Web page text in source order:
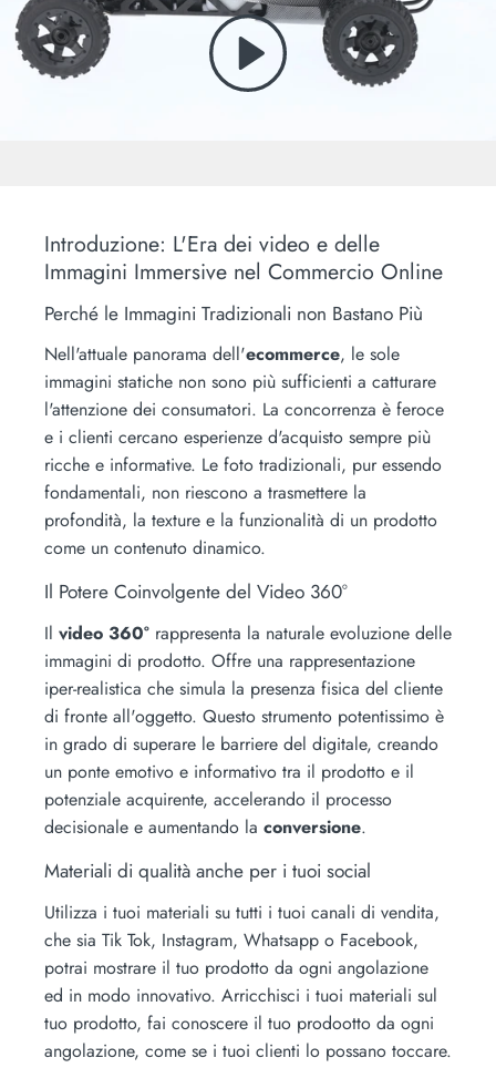
Introduzione: L'Era dei video e delle
Immagini Immersive nel Commercio Online
Perché le Immagini Tradizionali non Bastano Più
Nell'attuale panorama dell'ecommerce, le sole
immagini statiche non sono più sufficienti a catturare
l'attenzione dei consumatori. La concorrenza è feroce
e i clienti cercano esperienze d'acquisto sempre più
ricche e informative. Le foto tradizionali, pur essendo
fondamentali, non riescono a trasmettere la
profondità, la texture e la funzionalità di un prodotto
come un contenuto dinamico.
Il Potere Coinvolgente del Video 360°
Il video 360° rappresenta la naturale evoluzione delle
immagini di prodotto. Offre una rappresentazione
iper-realistica che simula la presenza fisica del cliente
di fronte all'oggetto. Questo strumento potentissimo è
in grado di superare le barriere del digitale, creando
un ponte emotivo e informativo tra il prodotto e il
potenziale acquirente, accelerando il processo
decisionale e aumentando la conversione.
Materiali di qualità anche per i tuoi social
Utilizza i tuoi materiali su tutti i tuoi canali di vendita,
che sia Tik Tok, Instagram, Whatsapp o Facebook,
potrai mostrare il tuo prodotto da ogni angolazione
ed in modo innovativo. Arricchisci i tuoi materiali sul
tuo prodotto, fai conoscere il tuo prodootto da ogni
angolazione, come se i tuoi clienti lo possano toccare.